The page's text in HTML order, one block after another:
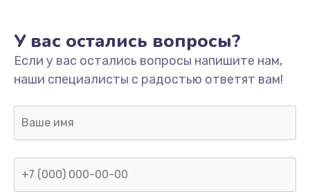
Модернизация
2100 руб.
2000 руб.
У вас остались вопросы?
Если у вас остались вопросы напишите нам,
наши специалисты с радостью ответят вам!